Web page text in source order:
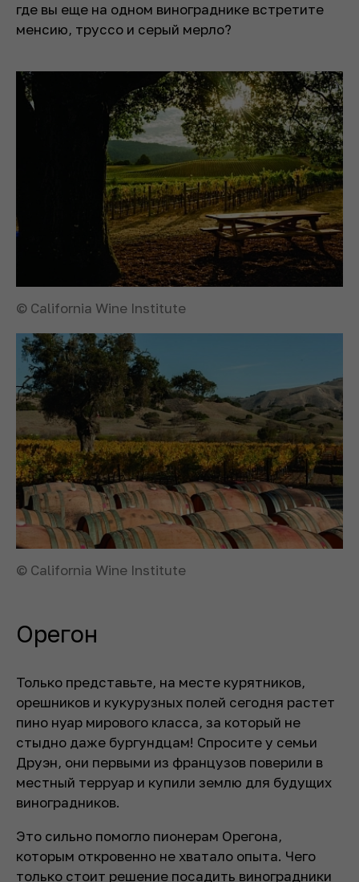
где вы еще на одном винограднике встретите
менсию, труссо и серый мерло?
© California Wine Institute
© California Wine Institute
Орегон
Только представьте, на месте курятников,
орешников и кукурузных полей сегодня растет
пино нуар мирового класса, за который не
стыдно даже бургундцам! Спросите у семьи
Друэн, они первыми из французов поверили в
местный терруар и купили землю для будущих
виноградников.
Это сильно помогло пионерам Орегона,
которым откровенно не хватало опыта. Чего
только стоит решение посадить виноградники